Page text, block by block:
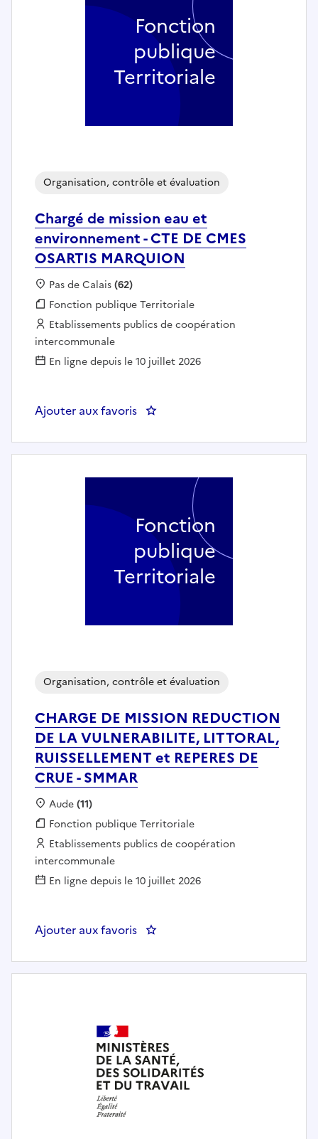
Chargé de mission eau et
environnement - CTE DE CMES
OSARTIS MARQUION
Organisation, contrôle et évaluation
Localisation :
Pas de Calais(62)
Fonction publique :
Fonction publique Territoriale
Employeur :
Etablissements publics de coopération
intercommunale
En ligne depuis le 10 juillet 2026
Ajouter aux favoris : Chargé de mission eau et
Fonction
publique
Territoriale
CHARGE DE MISSION REDUCTION
DE LA VULNERABILITE, LITTORAL,
RUISSELLEMENT et REPERES DE
CRUE - SMMAR
Organisation, contrôle et évaluation
Localisation :
Aude(11)
Fonction publique :
Fonction publique Territoriale
Employeur :
Etablissements publics de coopération
intercommunale
En ligne depuis le 10 juillet 2026
Ajouter aux favoris
Fonction
publique
Territoriale